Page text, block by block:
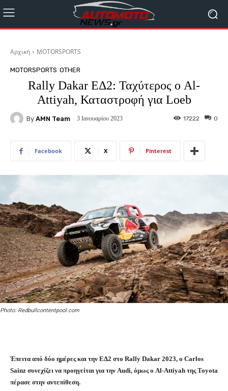
Αρχική MOTORSPORTS
MOTORSPORTS OTHER
Rally Dakar ΕΔ2: Ταχύτερος ο Al-
Attiyah, Καταστροφή για Loeb
By AMN Team 3 Ιανουαρίου 2023 0
17222
Facebook X Pinterest
Photo: Redbullcontentpool.com
Έπειτα από δύο ημέρες και την ΕΔ2 στο Rally Dakar 2023, o Carlos
Sainz συνεχίζει να προηγείται για την Audi, όμως ο Al-Attiyah της Toyota
πέρασε στην αντεπίθεση.